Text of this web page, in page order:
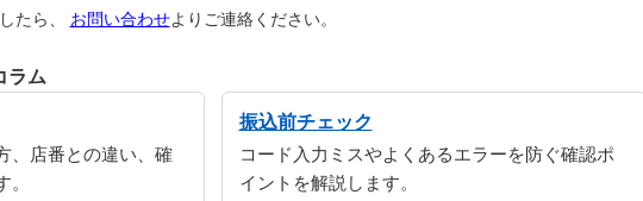
たら、 お問い合わせよりご連絡ください。
ラム
、店番との違い、確
振込前チェック
コード入力ミスやよくあるエラーを防ぐ確認ポ
イントを解説します。